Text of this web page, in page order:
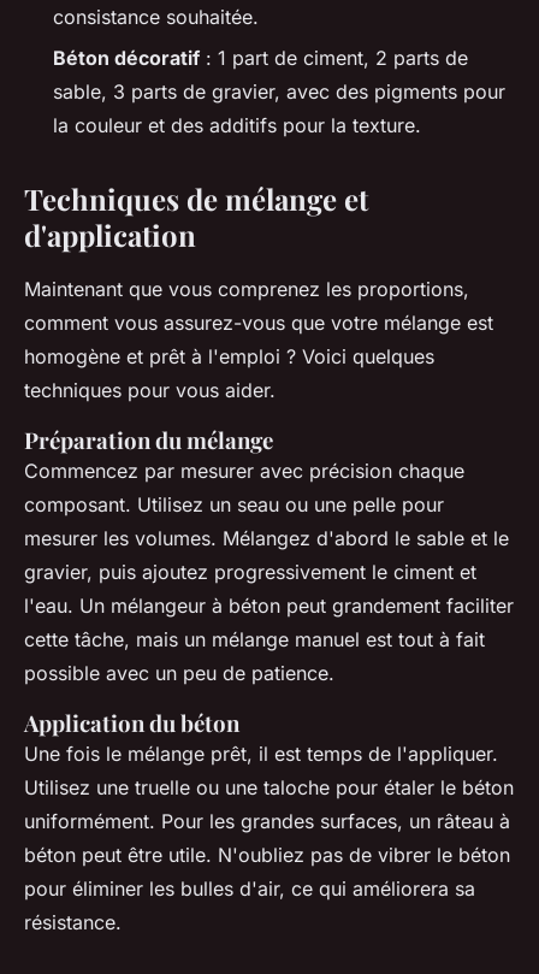
consistance souhaitée.
Béton décoratif : 1 part de ciment, 2 parts de
sable, 3 parts de gravier, avec des pigments pour
la couleur et des additifs pour la texture.
Techniques de mélange et
d'application
Maintenant que vous comprenez les proportions,
comment vous assurez-vous que votre mélange est
homogène et prêt à l'emploi ? Voici quelques
techniques pour vous aider.
Préparation du mélange
Commencez par mesurer avec précision chaque
composant. Utilisez un seau ou une pelle pour
mesurer les volumes. Mélangez d'abord le sable et le
gravier, puis ajoutez progressivement le ciment et
l'eau. Un mélangeur à béton peut grandement faciliter
cette tâche, mais un mélange manuel est tout à fait
possible avec un peu de patience.
Application du béton
Une fois le mélange prêt, il est temps de l'appliquer.
Utilisez une truelle ou une taloche pour étaler le béton
uniformément. Pour les grandes surfaces, un râteau à
béton peut être utile. N'oubliez pas de vibrer le béton
pour éliminer les bulles d'air, ce qui améliorera sa
résistance.